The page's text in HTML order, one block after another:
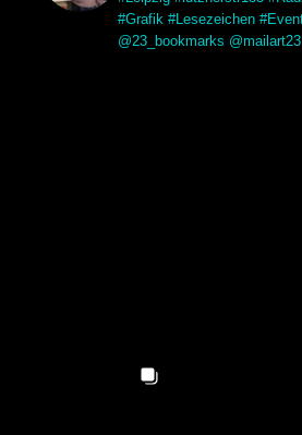
#Grafik #Lesezeichen
@23_bookmarks @mailart23